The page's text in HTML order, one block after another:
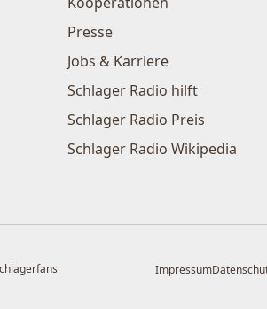
Presse
Jobs & Karriere
Schlager Radio hilft
Schlager Radio Preis
Schlager Radio Wikipedia
Impressum